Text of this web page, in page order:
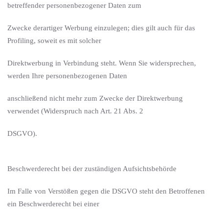
betreffender personenbezogener Daten zum
Zwecke derartiger Werbung einzulegen; dies gilt auch für das
Profiling, soweit es mit solcher
Direktwerbung in Verbindung steht. Wenn Sie widersprechen,
werden Ihre personenbezogenen Daten
anschließend nicht mehr zum Zwecke der Direktwerbung
verwendet (Widerspruch nach Art. 21 Abs. 2
DSGVO).
Beschwerderecht bei der zuständigen Aufsichtsbehörde
Im Falle von Verstößen gegen die DSGVO steht den Betroffenen
ein Beschwerderecht bei einer